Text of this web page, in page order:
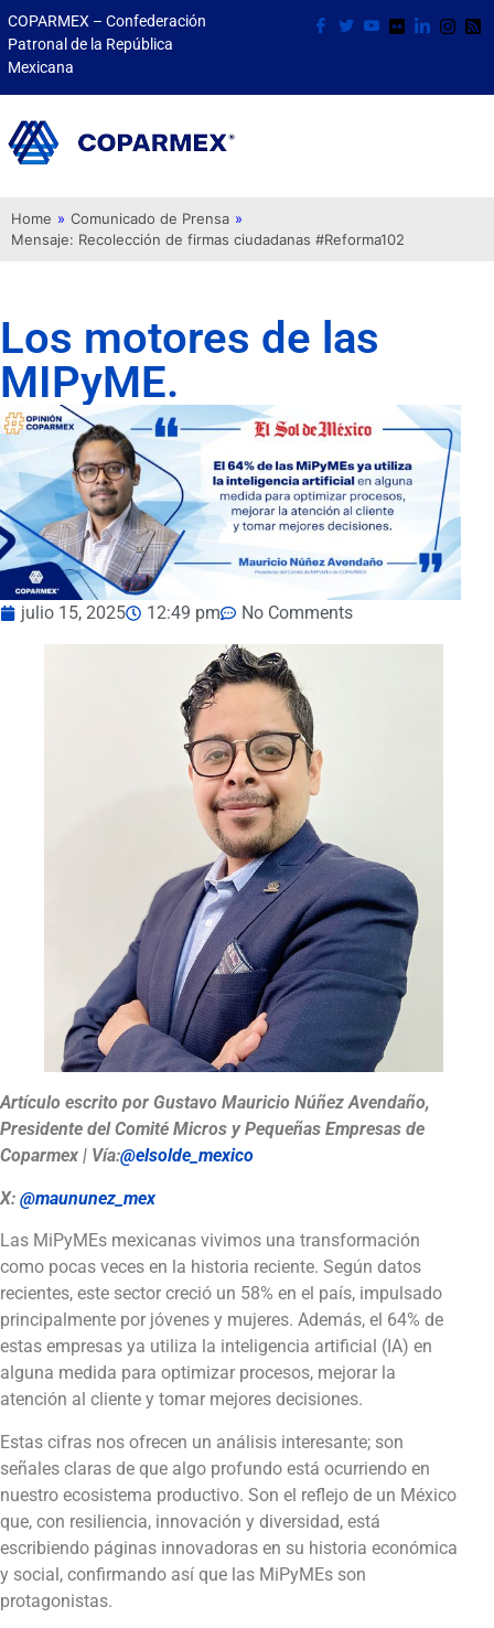
COPARMEX – Confederación
Patronal de la República
Mexicana
Home » Comunicado de Prensa »
Mensaje: Recolección de firmas ciudadanas #Reforma102
Los motores de las
MIPyME.
julio 15, 2025 12:49 pm No Comments
Artículo escrito por Gustavo Mauricio Núñez Avendaño,
Presidente del Comité Micros y Pequeñas Empresas de
Coparmex | Vía:@elsolde_mexico
X: @maununez_mex
Las MiPyMEs mexicanas vivimos una transformación
como pocas veces en la historia reciente. Según datos
recientes, este sector creció un 58% en el país, impulsado
principalmente por jóvenes y mujeres. Además, el 64% de
estas empresas ya utiliza la inteligencia artificial (IA) en
alguna medida para optimizar procesos, mejorar la
atención al cliente y tomar mejores decisiones.
Estas cifras nos ofrecen un análisis interesante; son
señales claras de que algo profundo está ocurriendo en
nuestro ecosistema productivo. Son el reflejo de un México
que, con resiliencia, innovación y diversidad, está
escribiendo páginas innovadoras en su historia económica
y social, confirmando así que las MiPyMEs son
protagonistas.